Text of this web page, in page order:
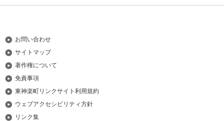
お問い合わせ
サイトマップ
著作権について
免責事項
東神楽町リンクサイト利用規約
ウェブアクセシビリティ方針
リンク集